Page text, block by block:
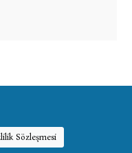
Sözleşmesi